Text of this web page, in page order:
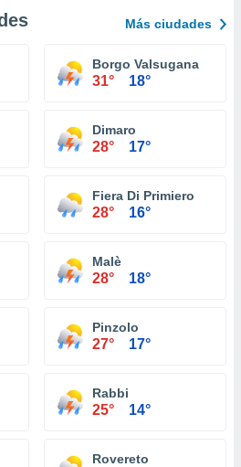
Más ciudades
Borgo Valsugana
31° 18°
Dimaro
28° 17°
Fiera Di Primiero
28° 16°
Malè
28° 18°
Pinzolo
27° 17°
Rabbi
25° 14°
Rovereto